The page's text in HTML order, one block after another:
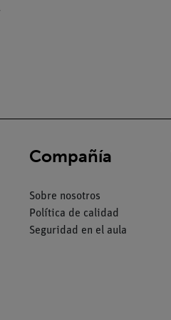
Compañía
Sobre nosotros
Política de calidad
Seguridad en el aula